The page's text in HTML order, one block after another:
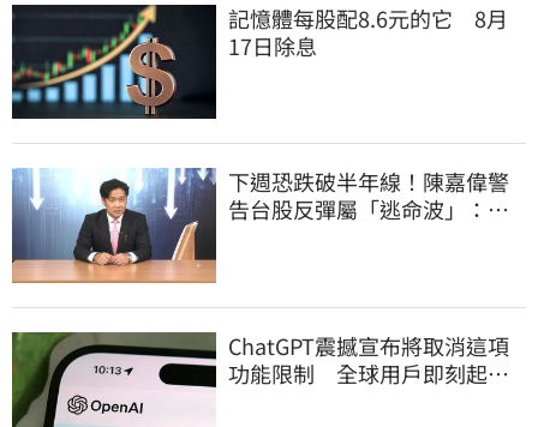
記憶體每股配8.6元的它 8月
17日除息
下週恐跌破半年線！陳嘉偉警
告台股反彈屬「逃命波」：空
ChatGPT震撼宣布將取消這項
功能限制 全球用戶即刻起